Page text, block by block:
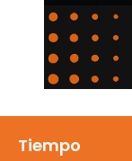
Tiempo